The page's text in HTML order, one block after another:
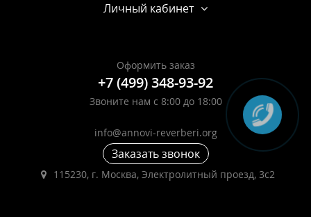
Личный кабинет
Оформить заказ
+7 (499) 348-93-92
Звоните нам с 8:00 до 18:00
info@annovi-reverberi.org
Заказать звонок
115230, г. Москва, Электролитный проезд, 3с2